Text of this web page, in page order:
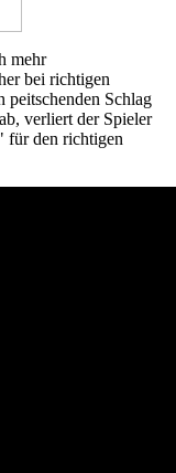
mehr
bei richtigen
peitschenden Schlag
verliert der Spieler
für den richtigen